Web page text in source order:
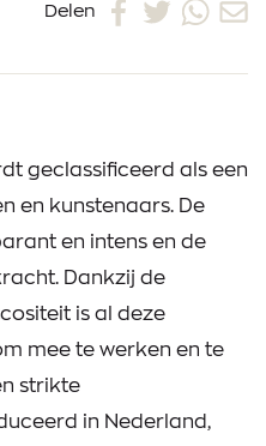
Delen
geclassificeerd als een
en kunstenaars. De
en intens en de
Dankzij de
is al deze
mee te werken en te
strikte
in Nederland,